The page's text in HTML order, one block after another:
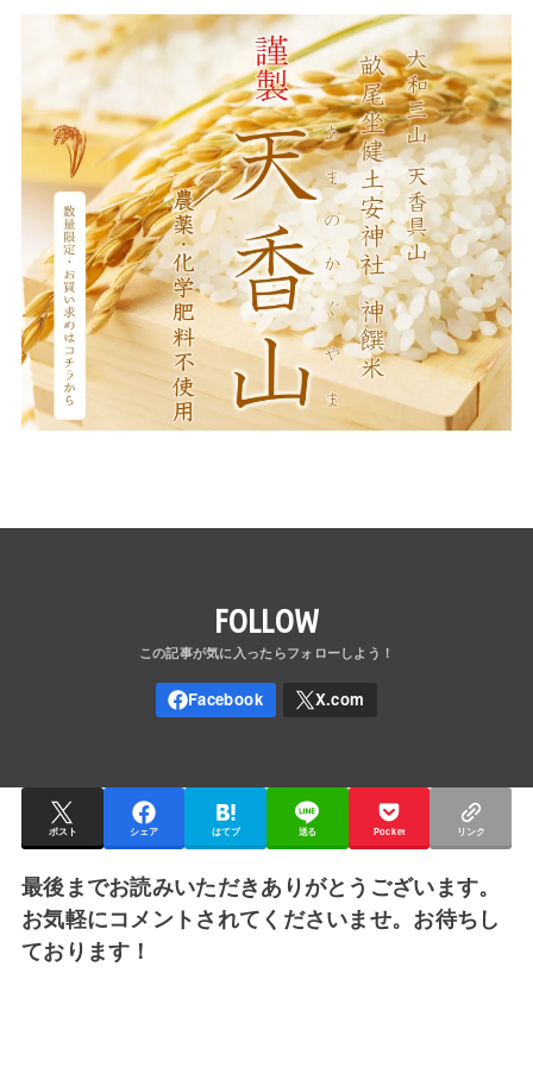
FOLLOW
ポスト シェア はてブ 送る Pocket リンク
最後までお読みいただきありがとうございます。
お気軽にコメントされてくださいませ。お待ちし
ております！